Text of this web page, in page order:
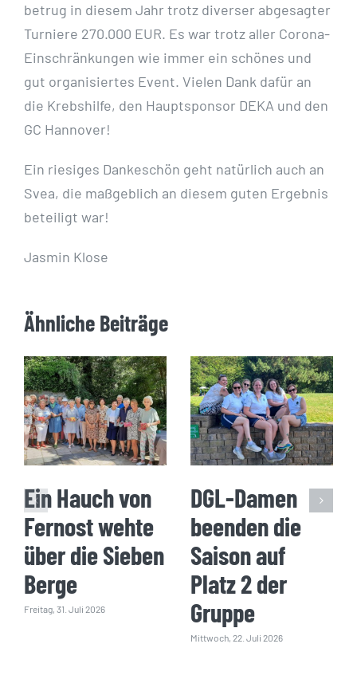
betrug in diesem Jahr trotz diverser abgesagter
Turniere 270.000 EUR. Es war trotz aller Corona-
Einschränkungen wie immer ein schönes und
gut organisiertes Event. Vielen Dank dafür an
die Krebshilfe, den Hauptsponsor DEKA und den
GC Hannover!
Ein riesiges Dankeschön geht natürlich auch an
Svea, die maßgeblich an diesem guten Ergebnis
beteiligt war!
Jasmin Klose
Ähnliche Beiträge
Ein Hauch von
Fernost wehte
über die Sieben
Berge
Freitag, 31. Juli 2026
DGL-Damen
beenden die
Saison auf
Platz 2 der
Gruppe
Mittwoch, 22. Juli 2026